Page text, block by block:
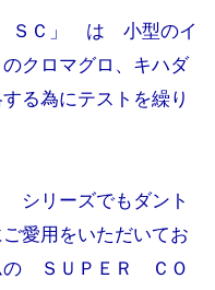
ＳＣ」 は 小型のイ
クロマグロ、キハダ
る為にテストを繰り
シリーズでもダント
愛用をいただいてお
の ＳＵＰＥＲ ＣＯ